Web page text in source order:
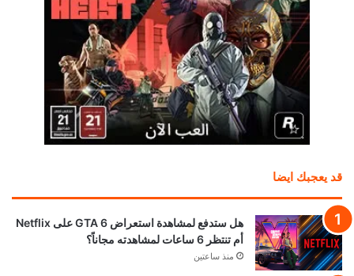
قد يعجبك ايضا
هل ستدفع لمشاهدة استعراض GTA 6 على Netflix
أم تنتظر 6 ساعات لمشاهدته مجاناً؟
منذ ساعتين